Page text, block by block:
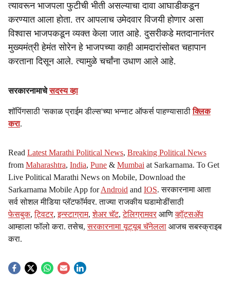
त्यावरून भाजपला फुटीची भीती असल्याचा दावा आघाडीकडून
करण्यात आला होता. तर आपलाच उमेदवार विजयी होणार असा
विश्वास भाजपकडून व्यक्त केला जात आहे. दुसरीकडे मतदानानंतर
मुख्यमंत्री हेमंत सोरेन हे भाजपच्या काही आमदारांसोबत चहापान
करताना दिसून आले. त्यामुळे चर्चांना उधाण आले आहे.
सरकारनामाचेसदस्य व्हा
शॉपिंगसाठी 'सकाळ प्राईम डील्स'च्या भन्नाट ऑफर्स पाहण्यासाठीक्लिक
करा.
Read Latest Marathi Political News, Breaking Political News
from Maharashtra, India, Pune & Mumbai at Sarkarnama. To Get
Live Political Marathi News on Mobile, Download the
Sarkarnama Mobile App forAndroid and IOS. सरकारनामा आता
सर्व सोशल मीडिया प्लॅटफॉर्मवर. ताज्या राजकीय घडामोडींसाठी
फेसबुक,ट्विटर,इन्स्टाग्राम,शेअर चॅट,टेलिग्रामवर आणिव्हॉट्सॲप
आम्हाला फॉलो करा. तसेच,सरकारनामा यूट्यूब चॅनेलला आजच सबस्क्राइब
करा.